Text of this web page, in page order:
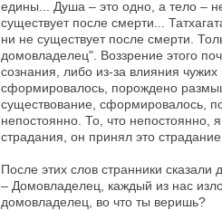
едины... Душа – это одно, а тело –
существует после смерти...
ни не существует после смерти.
домовладелец". Воззрение этого
сознания, либо из-за влияния
сформировалось, порождено
существование, сформировалось,
непостоянно. То, что непостоянно,
страдания, он принял это
После этих слов странники
– Домовладелец, каждый из нас
домовладелец, во что ты веришь?